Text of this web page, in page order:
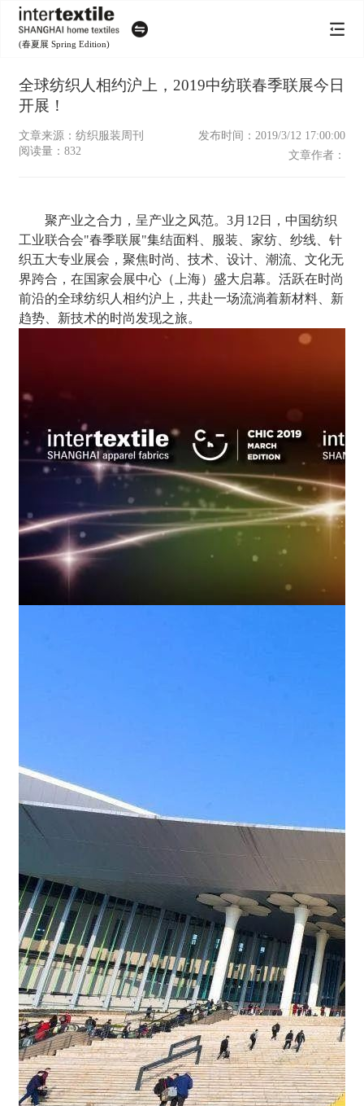
(春夏展 Spring Edition)
全球纺织人相约沪上，2019中纺联春季联展今日
开展！
文章来源：纺织服装周刊
发布时间：2019/3/12 17:00:00
阅读量： 832 文章作者：
聚产业之合力，呈产业之风范。3月12日，中国纺织
工业联合会"春季联展"集结面料、服装、家纺、纱线、针
织五大专业展会，聚焦时尚、技术、设计、潮流、文化无
界跨合，在国家会展中心（上海）盛大启幕。活跃在时尚
前沿的全球纺织人相约沪上，共赴一场流淌着新材料、新
趋势、新技术的时尚发现之旅。